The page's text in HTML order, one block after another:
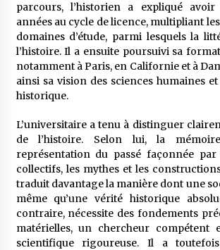
parcours, l’historien a expliqué
années au cycle de licence, multipliant
domaines d’étude, parmi lesquels la
l’histoire. Il a ensuite poursuivi sa
notamment à Paris, en Californie et à
ainsi sa vision des sciences humaines
historique.
L’universitaire a tenu à distinguer
de l’histoire. Selon lui, la
représentation du passé façonnée
collectifs, les mythes et les
traduit davantage la manière dont une
même qu’une vérité historique
contraire, nécessite des fondements
matérielles, un chercheur compétent
scientifique rigoureuse. Il a